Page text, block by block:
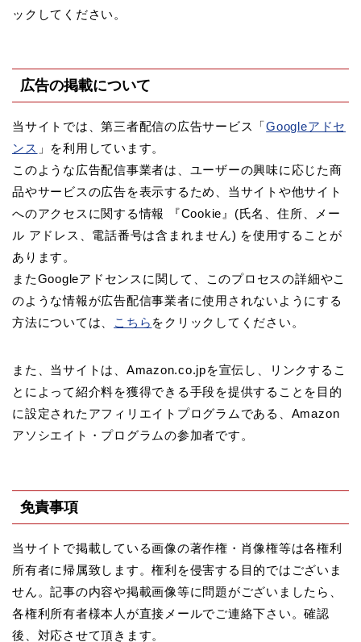
ックしてください。
広告の掲載について
当サイトでは、第三者配信の広告サービス「Googleアドセ
ンス 」を利用しています。
このような広告配信事業者は、ユーザーの興味に応じた商
品やサービスの広告を表示するため、当サイトや他サイト
へのアクセスに関する情報 『Cookie』(氏名、住所、メー
ル アドレス、電話番号は含まれません) を使用することが
あります。
またGoogleアドセンスに関して、このプロセスの詳細やこ
のような情報が広告配信事業者に使用されないようにする
方法については、
こちら をクリックしてください。
また、当サイトは、Amazon.co.jpを宣伝し、リンクするこ
とによって紹介料を獲得できる手段を提供することを目的
に設定されたアフィリエイトプログラムである、Amazon
アソシエイト・プログラムの参加者です。
免責事項
当サイトで掲載している画像の著作権・肖像権等は各権利
所有者に帰属致します。権利を侵害する目的ではございま
せん。記事の内容や掲載画像等に問題がございましたら、
各権利所有者様本人が直接メールでご連絡下さい。確認
後、対応させて頂きます。